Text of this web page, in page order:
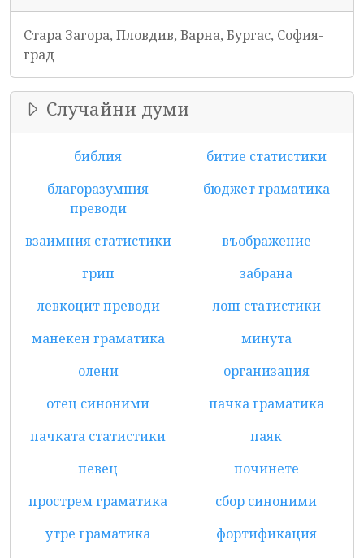
Стара Загора, Пловдив, Варна, Бургас, София-
град
Случайни думи
библия
битие статистики
благоразумния
преводи
бюджет граматика
взаимния статистики
въображение
грип
забрана
левкоцит преводи
лош статистики
манекен граматика
минута
олени
организация
отец синоними
пачка граматика
пачката статистики
паяк
певец
починете
прострем граматика
сбор синоними
утре граматика
фортификация